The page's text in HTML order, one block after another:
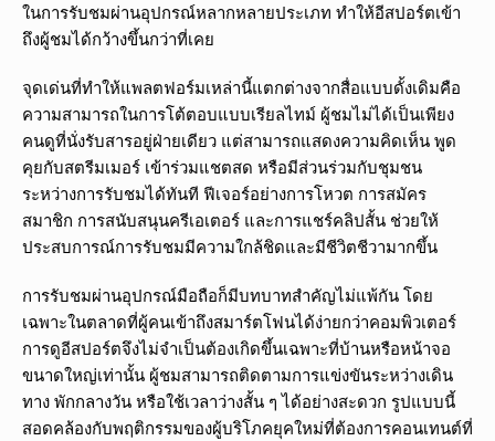
ในการรับชมผ่านอุปกรณ์หลากหลายประเภท ทำให้อีสปอร์ตเข้า
ถึงผู้ชมได้กว้างขึ้นกว่าที่เคย
จุดเด่นที่ทำให้แพลตฟอร์มเหล่านี้แตกต่างจากสื่อแบบดั้งเดิมคือ
ความสามารถในการโต้ตอบแบบเรียลไทม์ ผู้ชมไม่ได้เป็นเพียง
คนดูที่นั่งรับสารอยู่ฝ่ายเดียว แต่สามารถแสดงความคิดเห็น พูด
คุยกับสตรีมเมอร์ เข้าร่วมแชตสด หรือมีส่วนร่วมกับชุมชน
ระหว่างการรับชมได้ทันที ฟีเจอร์อย่างการโหวต การสมัคร
สมาชิก การสนับสนุนครีเอเตอร์ และการแชร์คลิปสั้น ช่วยให้
ประสบการณ์การรับชมมีความใกล้ชิดและมีชีวิตชีวามากขึ้น
การรับชมผ่านอุปกรณ์มือถือก็มีบทบาทสำคัญไม่แพ้กัน โดย
เฉพาะในตลาดที่ผู้คนเข้าถึงสมาร์ตโฟนได้ง่ายกว่าคอมพิวเตอร์
การดูอีสปอร์ตจึงไม่จำเป็นต้องเกิดขึ้นเฉพาะที่บ้านหรือหน้าจอ
ขนาดใหญ่เท่านั้น ผู้ชมสามารถติดตามการแข่งขันระหว่างเดิน
ทาง พักกลางวัน หรือใช้เวลาว่างสั้น ๆ ได้อย่างสะดวก รูปแบบนี้
สอดคล้องกับพฤติกรรมของผู้บริโภคยุคใหม่ที่ต้องการคอนเทนต์ที่